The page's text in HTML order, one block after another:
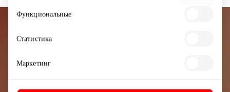
Функциональные
Статистика
Маркетинг
Подписывайтесь на рассылку
мероприятиях и самой свежей информации от